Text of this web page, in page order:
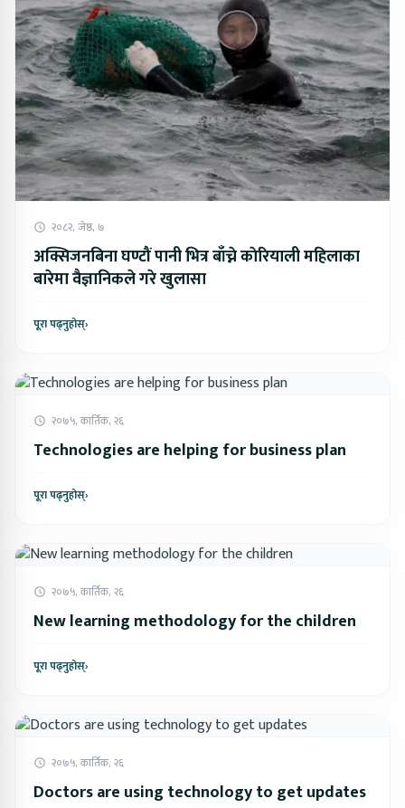
२०८२, जेष्ठ, ७
अक्सिजनबिना घण्टौं पानी भित्र बाँच्ने काेरियाली महिलाका
बारेमा वैज्ञानिकले गरे खुलासा
पूरा पढ्नुहोस्›
२०७५, कार्तिक, २६
Technologies are helping for business plan
पूरा पढ्नुहोस्›
२०७५, कार्तिक, २६
New learning methodology for the children
पूरा पढ्नुहोस्›
२०७५, कार्तिक, २६
Doctors are using technology to get updates